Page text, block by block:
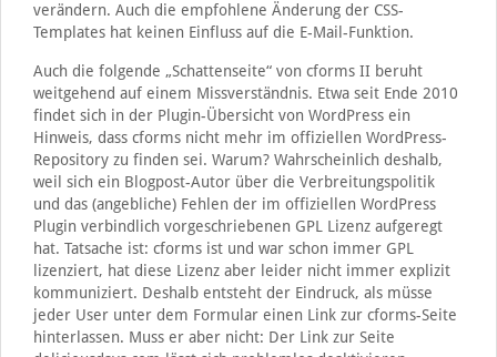
verändern. Auch die empfohlene Änderung der CSS-
Templates hat keinen Einfluss auf die E-Mail-Funktion.
Auch die folgende „Schattenseite“ von cforms II beruht
weitgehend auf einem Missverständnis. Etwa seit Ende 2010
findet sich in der Plugin-Übersicht von WordPress ein
Hinweis, dass cforms nicht mehr im offiziellen WordPress-
Repository zu finden sei. Warum? Wahrscheinlich deshalb,
weil sich ein Blogpost-Autor über die Verbreitungspolitik
und das (angebliche) Fehlen der im offiziellen WordPress
Plugin verbindlich vorgeschriebenen GPL Lizenz aufgeregt
hat. Tatsache ist: cforms ist und war schon immer GPL
lizenziert, hat diese Lizenz aber leider nicht immer explizit
kommuniziert. Deshalb entsteht der Eindruck, als müsse
jeder User unter dem Formular einen Link zur cforms-Seite
hinterlassen. Muss er aber nicht: Der Link zur Seite